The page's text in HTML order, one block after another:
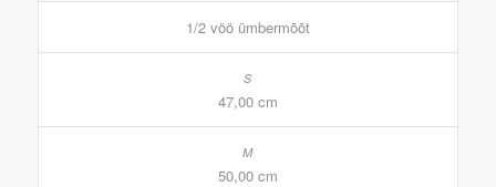
1/2 vöö ümbermõõt
47,00 cm
50,00 cm